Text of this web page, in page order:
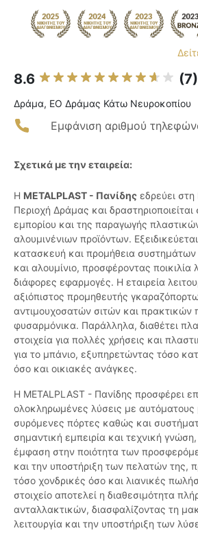
8.6 (7)
Δράμα, ΕΟ Δράμας Κάτω Νευροκοπίου
Εμφάνιση αριθμού
Σχετικά με την εταιρεία:
Η METALPLAST - Πανίδης εδρεύει στη
Περιοχή Δράμας και
εμπορίου και της παραγωγής
αλουμινένιων προϊόντων.
κατασκευή και προμήθεια
και αλουμίνιο, προσφέροντας ποικιλία
διάφορες εφαρμογές. Η εταιρεία
αξιόπιστος προμηθευτής
αντιμουχοσατών σιτών και πρακτικών
φυσαρμόνικα. Παράλληλα, διαθέτει
στοιχεία για πολλές χρήσεις και
για το μπάνιο, εξυπηρετώντας τόσο
όσο και οικιακές ανάγκες.
Η METALPLAST - Πανίδης προσφέρει
ολοκληρωμένες λύσεις με αυτόματους
συρόμενες πόρτες καθώς και
σημαντική εμπειρία και τεχνική γνώση,
έμφαση στην ποιότητα των
και την υποστήριξη των πελατών της,
τόσο χονδρικές όσο και λιανικές
στοιχείο αποτελεί η διαθεσιμότητα
ανταλλακτικών, διασφαλίζοντας τη
λειτουργία και την υποστήριξη των